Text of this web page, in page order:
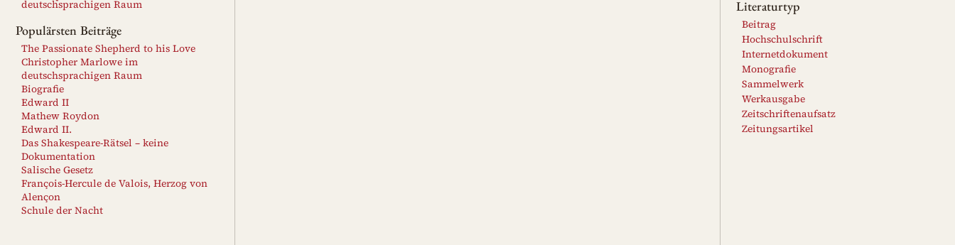
deutschsprachigen Raum
Populärsten Beiträge
The Passionate Shepherd to his Love
Christopher Marlowe im
deutschsprachigen Raum
Biografie
Edward II
Mathew Roydon
Edward II.
Das Shakespeare-Rätsel – keine
Dokumentation
Salische Gesetz
François-Hercule de Valois, Herzog von
Alençon
Schule der Nacht
Literaturtyp
Beitrag
Hochschulschrift
Internetdokument
Monografie
Sammelwerk
Werkausgabe
Zeitschriftenaufsatz
Zeitungsartikel